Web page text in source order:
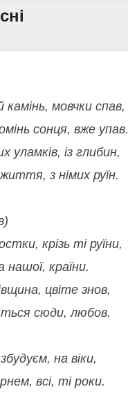
камінь, мовчки спав,
сонця, вже упав.
уламків, із глибин,
з німих руїн.
крізь ті руїни,
нашої, країни.
цвіте знов,
сюди, любов.
на віки,
всі, ті роки.